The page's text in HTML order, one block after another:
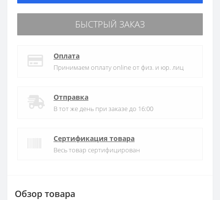
БЫСТРЫЙ ЗАКАЗ
Оплата
Принимаем оплату online от физ. и юр. лиц
Отправка
В тот же день при заказе до 16:00
Сертификация товара
Весь товар сертифицирован
Обзор товара